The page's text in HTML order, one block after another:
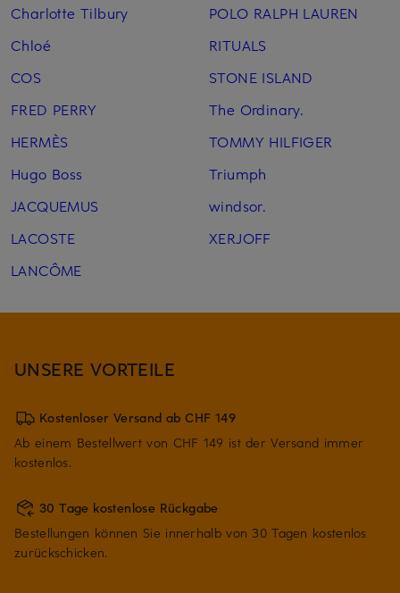
Charlotte Tilbury
Chloé
COS
FRED PERRY
HERMÈS
Hugo Boss
JACQUEMUS
LACOSTE
LANCÔME
POLO RALPH LAUREN
RITUALS
STONE ISLAND
The Ordinary.
TOMMY HILFIGER
Triumph
windsor.
XERJOFF
UNSERE VORTEILE
Kostenloser Versand ab CHF 149
Ab einem Bestellwert von CHF 149 ist der Versand immer
kostenlos.
30 Tage kostenlose Rückgabe
Bestellungen können Sie innerhalb von 30 Tagen kostenlos
zurückschicken.